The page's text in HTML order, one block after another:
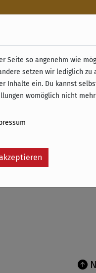
Deutschlands)
Seite so angenehm wie
setzen wir lediglich
Inhalte ein. Du kannst
womöglich nicht